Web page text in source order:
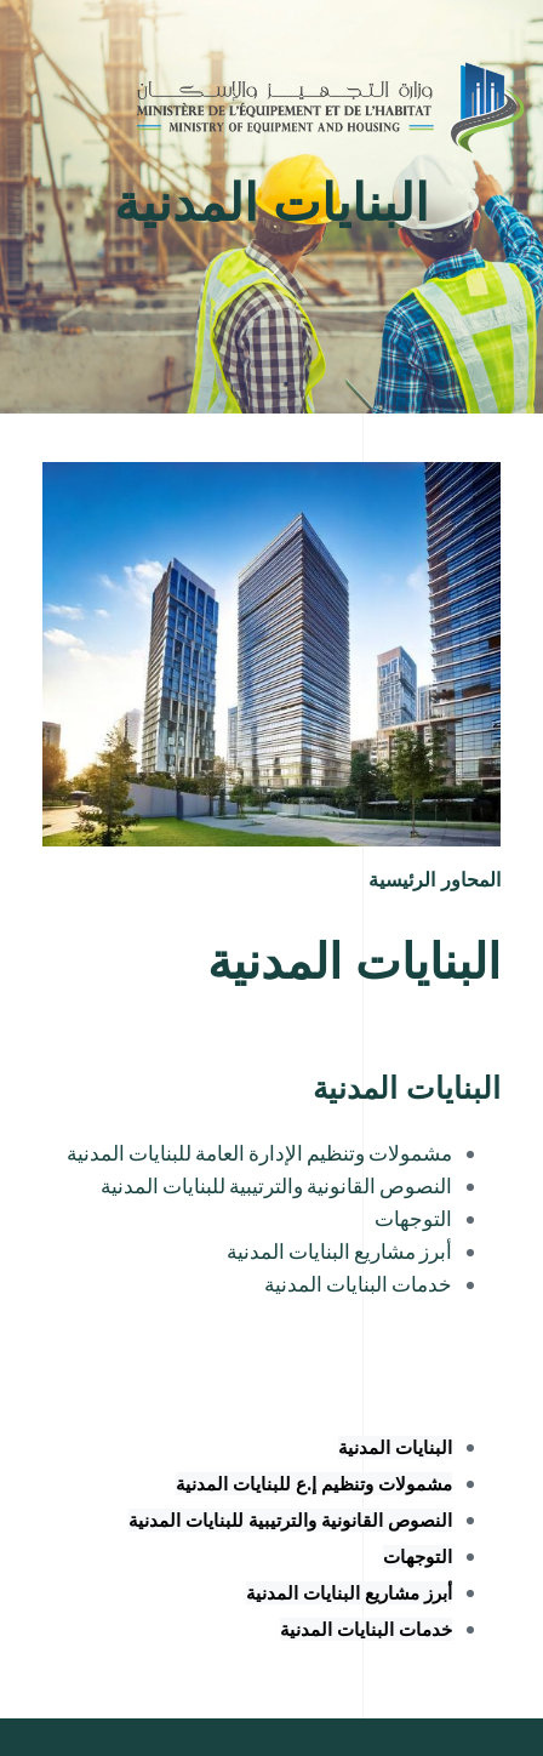
Toggle
navigation
البنايات المدنية
البنايات المدنية
مشمولات وتنظيم إ.ع للبنايات المدنية
النصوص القانونية والترتيبية للبنايات المدنية
التوجهات
أبرز مشاريع البنايات المدنية
خدمات البنايات المدنية
المحاور الرئيسية
البنايات المدنية
البنايات المدنية
مشمولات وتنظيم الإدارة العامة للبنايات المدنية
النصوص القانونية والترتيبية للبنايات المدنية
التوجهات
أبرز مشاريع البنايات المدنية
خدمات البنايات المدنية